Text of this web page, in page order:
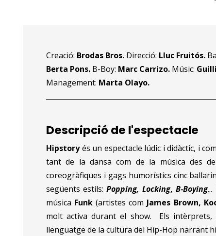
Creació: Brodas Bros. Direcció: Lluc Fruitós.
Berta Pons. B-Boy: Marc Carrizo. Músic:
Management: Marta Olayo.
Descripció de l'espectacle
Hipstoryés un espectacle lúdic i didàctic, i
tant de la dansa com de la música des
coreogràfiques i gags humorístics cinc
següents estils:Popping, Locking,B-Boying
música Funk (artistes com James Brown,
molt activa durant el show. Els
llenguatge de la cultura del Hip-Hop narrant